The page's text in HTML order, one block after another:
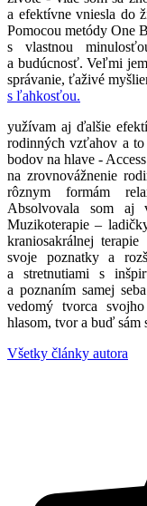
a efektívne vniesla do
Pomocou metódy One
s vlastnou
a budúcnosť. Veľmi
správanie, ťaživé
s ľahkosťou.
yužívam aj ďalšie
rodinných vzťahov a to
bodov na hlave -
na zrovnovážnenie
rôznym formám
Absolvovala som aj
Muzikoterapie –
kraniosakrálnej
svoje poznatky a
a stretnutiami s
a poznaním samej
vedomý tvorca
hlasom, tvor a buď sám
Všetky články autora